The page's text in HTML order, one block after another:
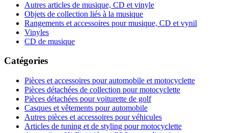
Autres articles de musique, CD et vinyle
Objets de collection liés à la musique
Rangements et accessoires pour musique, CD et vynil
Vinyles
CD de musique
Catégories
Pièces et accessoires pour automobile et motocyclette
Pièces détachées de collection pour motocyclette
Pièces détachées pour voiturette de golf
Casques et vêtements pour automobile
Autres pièces et accessoires pour véhicules
Articles de tuning et de styling pour motocyclette